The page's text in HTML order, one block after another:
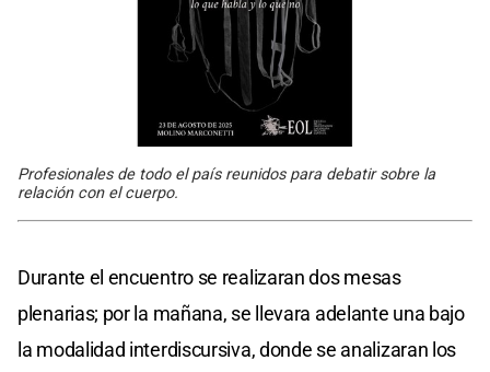
Profesionales de todo el país reunidos para debatir sobre la
relación con el cuerpo.
Durante el encuentro se realizaran dos mesas
plenarias; por la mañana, se llevara adelante una bajo
la modalidad interdiscursiva, donde se analizaran los